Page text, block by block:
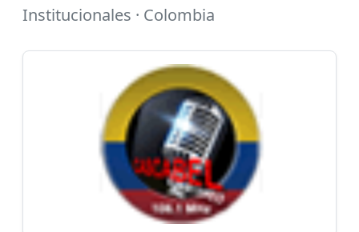
Institucionales · Colombia